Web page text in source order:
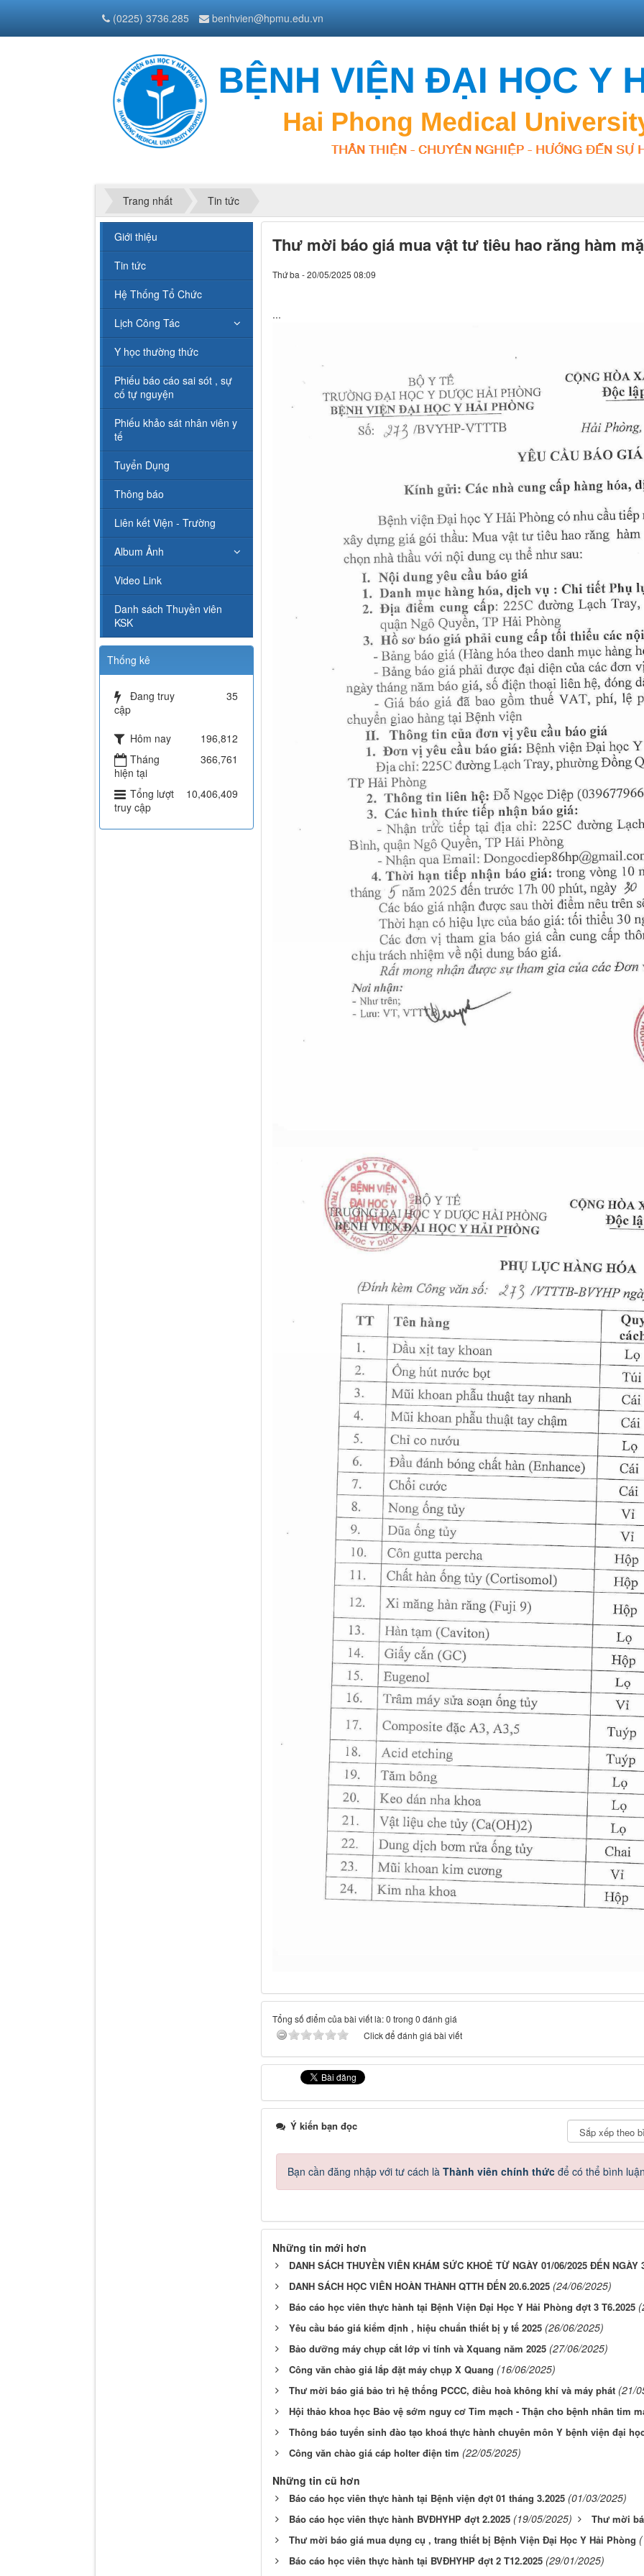
(0225) 3736.285 benhvien@hpmu.edu.vn
Trang nhất Tin tức
Thư mời báo giá mua vật tư tiêu hao răng hàm
Thứ ba - 20/05/2025 08:09
...
Tổng số điểm của bài viết là: 0 trong 0 đánh giá
Click để đánh giá bài viết
Ý kiến bạn đọc
Bạn cần đăng nhập với tư cách là Thành viên chính thứcđể có thể bình
Những tin mới hơn
DANH SÁCH THUYỀN VIÊN KHÁM SỨC KHOẺ TỪ NGÀY 01/06/2025 ĐẾN NGÀY
DANH SÁCH HỌC VIÊN HOÀN THÀNH QTTH ĐẾN 20.6.2025 (24/06/2025)
Báo cáo học viên thực hành tại Bệnh Viện Đại Học Y Hải Phòng đợt 3 T6.2025
Yêu cầu báo giá kiểm định , hiệu chuẩn thiết bị y tế 2025 (26/06/2025)
Bảo dưỡng máy chụp cắt lớp vi tính và Xquang năm 2025 (27/06/2025)
Công văn chào giá lắp đặt máy chụp X Quang (16/06/2025)
Thư mời báo giá bảo trì hệ thống PCCC, điều hoà không khí và máy phát (21/
Hội thảo khoa học Bảo vệ sớm nguy cơ Tim mạch - Thận cho bệnh nhân tim
Thông báo tuyển sinh đào tạo khoá thực hành chuyên môn Y bệnh viện đại
Công văn chào giá cáp holter điện tim (22/05/2025)
Những tin cũ hơn
Báo cáo học viên thực hành tại Bệnh viện đợt 01 tháng 3.2025 (01/03/2025)
Báo cáo học viên thực hành BVĐHYHP đợt 2.2025 (19/05/2025)
Thư mời
Thư mời báo giá mua dụng cụ , trang thiết bị Bệnh Viện Đại Học Y Hải Phòng
Báo cáo học viên thực hành tại BVĐHYHP đợt 2 T12.2025 (29/01/2025)
Giới thiệu
Tin tức
Hệ Thống Tổ Chức
Lịch Công Tác
Y học thường thức
Phiếu báo cáo sai sót , sự
cố tự nguyện
Phiếu khảo sát nhân viên y
tế
Tuyển Dụng
Thông báo
Liên kết Viện - Trường
Album Ảnh
Video Link
Danh sách Thuyền viên
KSK
Thống kê
Đang truy
cập
35
Hôm nay
196,812
Tháng
hiện tại
366,761
Tổng lượt
truy cập
10,406,409